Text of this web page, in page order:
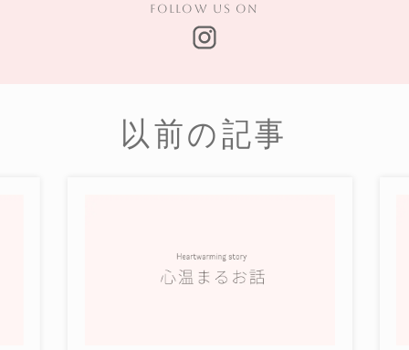
Follow us on
以前の記事